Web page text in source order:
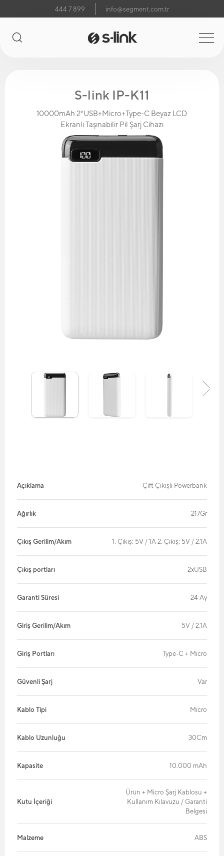
444 7 899 info@segment.com.tr
S-link IP-K11
10000mAh 2*USB+Micro+Type-C Beyaz LCD
Ekranlı Taşınabilir Pil Şarj Cihazı
Açıklama Çift Çıkışlı Powerbank
Ağırlık 217Gr
Çıkış Gerilim/Akım 1. Çıkış: 5V / 1A 2. Çıkış: 5V / 2.1A
Çıkış portları 2xUSB
Garanti Süresi 24 Ay
Giriş Gerilim/Akım 5V / 2.1A
Giriş Portları Type-C + Micro
Güvenli Şarj Var
Kablo Tipi Micro
Kablo Uzunluğu 30Cm
Kapasite 10.000 mAh
Kutu İçeriği
Ürün + Micro Şarj Kablosu +
Kullanım Kılavuzu / Garanti
Belgesi
Malzeme ABS